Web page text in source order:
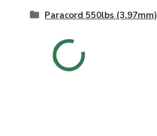
Paracord 550lbs (3.97mm)